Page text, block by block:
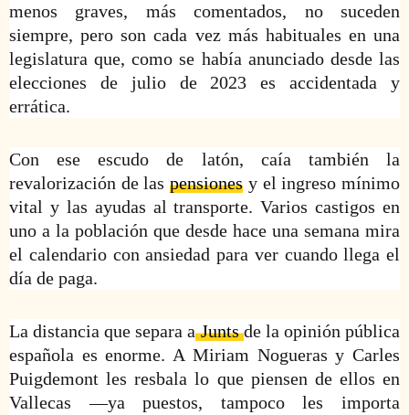
menos graves, más comentados, no suceden
siempre, pero son cada vez más habituales en una
legislatura que, como se había anunciado desde las
elecciones de julio de 2023 es accidentada y
errática.
Con ese escudo de latón, caía también la
revalorización de laspensiones y el ingreso mínimo
vital y las ayudas al transporte. Varios castigos en
uno a la población que desde hace una semana mira
el calendario con ansiedad para ver cuando llega el
día de paga.
La distancia que separa aJuntsde la opinión pública
española es enorme. A Miriam Nogueras y Carles
Puigdemont les resbala lo que piensen de ellos en
Vallecas —ya puestos, tampoco les importa